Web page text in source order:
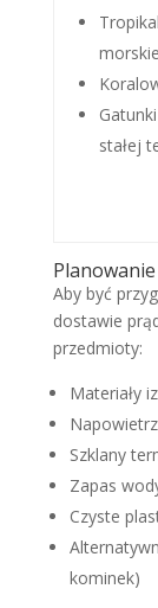
morskie
stałej
Aby być
dostawie
przedmioty:
Materiały
Szklany
Zapas
Czyste
kominek)